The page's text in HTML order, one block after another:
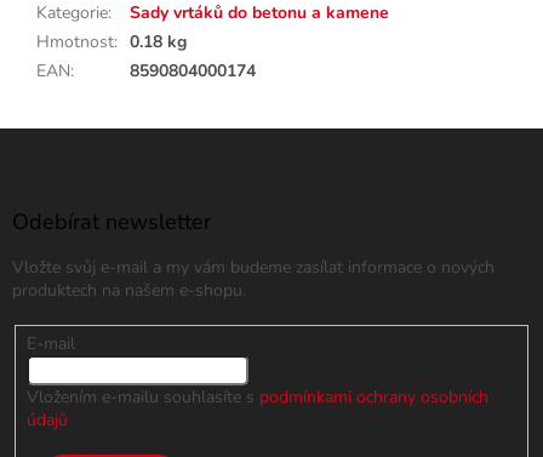
Kategorie:
Sady vrtáků do betonu a kamene
Hmotnost: 0.18 kg
EAN: 8590804000174
Odebírat newsletter
Vložte svůj e-mail a my vám budeme zasílat informace o nových
produktech na našem e-shopu.
E-mail
Vložením e-mailu souhlasíte s podmínkami ochrany osobních
údajů